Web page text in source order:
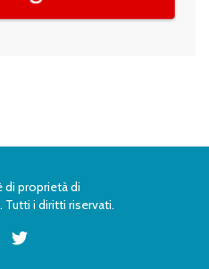
di proprietà di
i diritti riservati.